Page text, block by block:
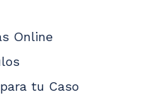
Online
tu Caso